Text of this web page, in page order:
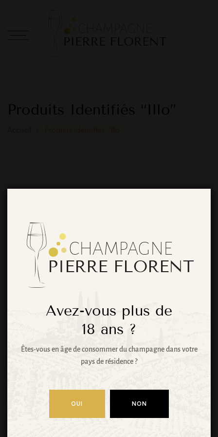
Produits Identifiés “illo”
De grandes
choses se
profilent à
l’horizon
boutique est en chantier et sera bientôt lancée !
Avez-vous plus de
18 ans ?
Êtes-vous en âge de consommer du champagne dans votre
pays de résidence ?
OUI NON